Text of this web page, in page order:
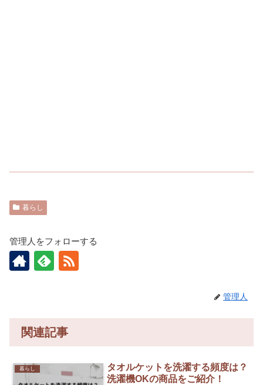
暮らし
管理人をフォローする
管理人
関連記事
暮らし
タオルケットを洗濯する頻度は？
洗濯機OKの商品をご紹介！